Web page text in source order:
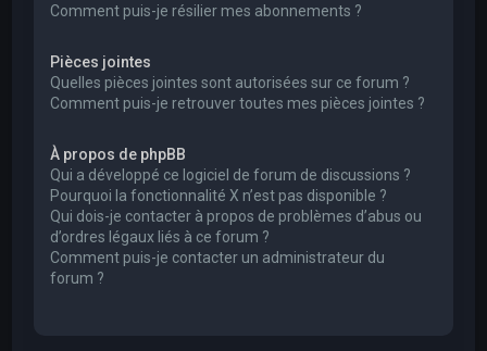
Comment puis-je résilier mes abonnements ?
Pièces jointes
Quelles pièces jointes sont autorisées sur ce forum ?
Comment puis-je retrouver toutes mes pièces jointes ?
À propos de phpBB
Qui a développé ce logiciel de forum de discussions ?
Pourquoi la fonctionnalité X n’est pas disponible ?
Qui dois-je contacter à propos de problèmes d’abus ou
d’ordres légaux liés à ce forum ?
Comment puis-je contacter un administrateur du
forum ?